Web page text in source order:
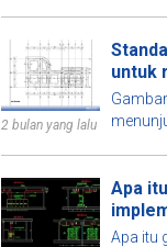
dan
tinggi.
2 bulan yang lalu
untuk
Apa
Apa itu